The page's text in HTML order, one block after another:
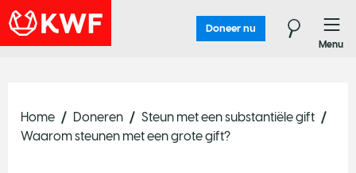
Doneer nu
Menu
Home Doneren
Steun met een substantiële gift
Waarom steunen met een grote gift?